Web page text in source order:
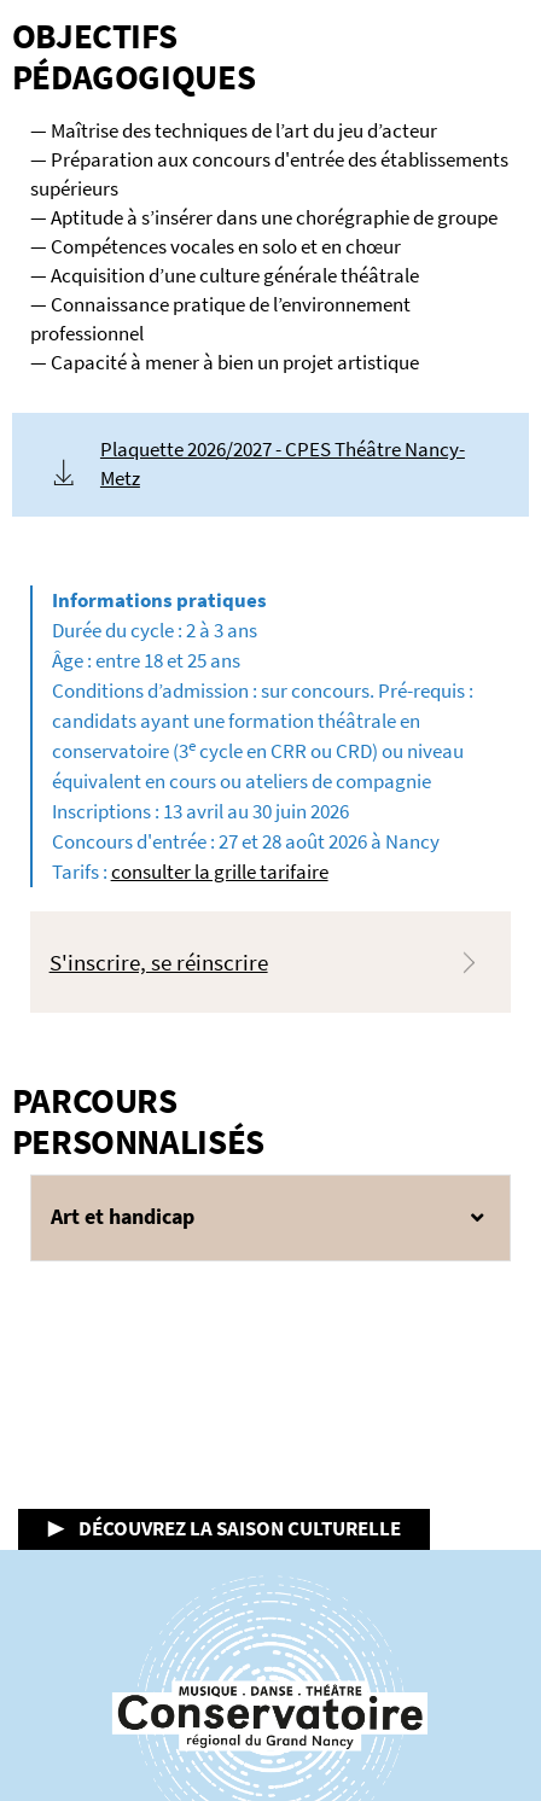
OBJECTIFS
PÉDAGOGIQUES
Maîtrise des techniques de l’art du jeu d’acteur
Préparation aux concours d'entrée des établissements
supérieurs
Aptitude à s’insérer dans une chorégraphie de groupe
Compétences vocales en solo et en chœur
Acquisition d’une culture générale théâtrale
Connaissance pratique de l’environnement
professionnel
Capacité à mener à bien un projet artistique
Plaquette 2026/2027 - CPES Théâtre Nancy-
Metz
Durée du cycle : 2 à 3 ans
Âge : entre 18 et 25 ans
Conditions d’admission : sur concours. Pré-requis :
candidats ayant une formation théâtrale en
conservatoire (3ecycle en CRR ou CRD) ou niveau
équivalent en cours ou ateliers de compagnie
Inscriptions : 13 avril au 30 juin 2026
Concours d'entrée : 27 et 28 août 2026 à Nancy
Tarifs :consulter la grille tarifaire
S'inscrire, se réinscrire
PARCOURS
PERSONNALISÉS
Art et handicap
▶ DÉCOUVREZ LA SAISON CULTURELLE